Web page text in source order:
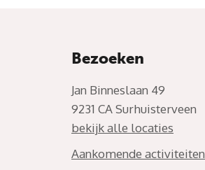
Bezoeken
Jan Binneslaan 49
9231 CA Surhuisterveen
bekijk alle locaties
Aankomende activiteiten